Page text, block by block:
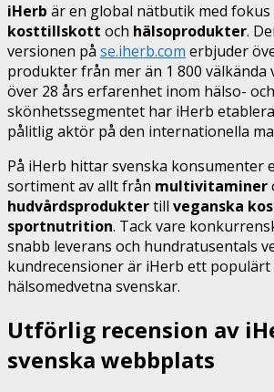
iHerb är en global nätbutik med fokus
kosttillskott och hälsoprodukter.
versionen på se.iherb.com erbjuder
produkter från mer än 1 800 välkända
över 28 års erfarenhet inom hälso- och
skönhetssegmentet har iHerb
pålitlig aktör på den internationella
På iHerb hittar svenska konsumenter
sortiment av allt från multivitaminer
hudvårdsproduktertill veganska
sportnutrition. Tack vare
snabb leverans och hundratusentals
kundrecensioner är iHerb ett populärt
hälsomedvetna svenskar.
Utförlig recension av
svenska webbplats